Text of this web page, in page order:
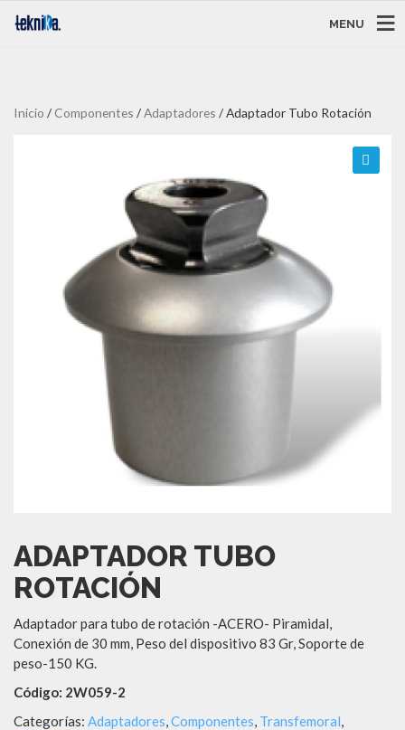
MENU
Inicio / Componentes /Adaptadores / Adaptador Tubo Rotación
ADAPTADOR TUBO
ROTACIÓN
Adaptador para tubo de rotación -ACERO- Piramidal,
Conexión de 30 mm, Peso del dispositivo 83 Gr, Soporte de
peso-150 KG.
Código: 2W059-2
Categorías: Adaptadores,Componentes, Transfemoral,